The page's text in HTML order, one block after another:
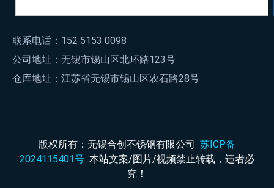
联系电话：152 5153 0098
公司地址：无锡市锡山区北环路123号
仓库地址：江苏省无锡市锡山区农石路28号
版权所有：无锡合创不锈钢有限公司 苏ICP备
2024115401号 本站文案/图片/视频禁止转载，违者必
究！